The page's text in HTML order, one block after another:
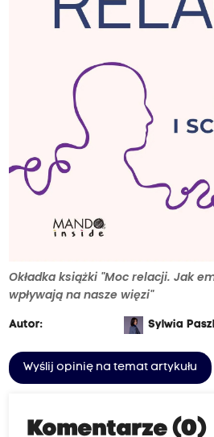
Okładka książki "Moc relacji. Jak
wpływają na nasze więzi"
Autor: Sylwia
Wyślij opinię na temat artykułu
Komentarze (0)